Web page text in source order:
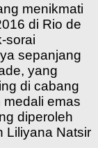
menikmati
di Rio de
sorai
sepanjang
yang
di cabang
emas
diperoleh
Liliyana Natsir